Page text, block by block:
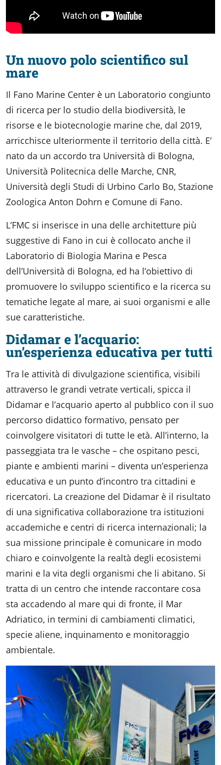
Informazioni
Guide
Fano
Accessibili
Un nuovo polo scientifico sul
mare
Il Fano Marine Center è un Laboratorio congiunto
di ricerca per lo studio della biodiversità, le
risorse e le biotecnologie marine che, dal 2019,
arricchisce ulteriormente il territorio della città. E’
nato da un accordo tra Università di Bologna,
Università Politecnica delle Marche, CNR,
Università degli Studi di Urbino Carlo Bo, Stazione
Zoologica Anton Dohrn e Comune di Fano.
L’FMC si inserisce in una delle architetture più
suggestive di Fano in cui è collocato anche il
Laboratorio di Biologia Marina e Pesca
dell’Università di Bologna, ed ha l’obiettivo di
promuovere lo sviluppo scientifico e la ricerca su
tematiche legate al mare, ai suoi organismi e alle
sue caratteristiche.
Didamar e l’acquario:
un’esperienza educativa per tutti
Tra le attività di divulgazione scientifica, visibili
attraverso le grandi vetrate verticali, spicca il
Didamar e l’acquario aperto al pubblico con il suo
percorso didattico formativo, pensato per
coinvolgere visitatori di tutte le età. All’interno, la
passeggiata tra le vasche – che ospitano pesci,
piante e ambienti marini – diventa un’esperienza
educativa e un punto d’incontro tra cittadini e
ricercatori. La creazione del Didamar è il risultato
di una significativa collaborazione tra istituzioni
accademiche e centri di ricerca internazionali; la
sua missione principale è comunicare in modo
chiaro e coinvolgente la realtà degli ecosistemi
marini e la vita degli organismi che li abitano. Si
tratta di un centro che intende raccontare cosa
sta accadendo al mare qui di fronte, il Mar
Adriatico, in termini di cambiamenti climatici,
specie aliene, inquinamento e monitoraggio
ambientale.